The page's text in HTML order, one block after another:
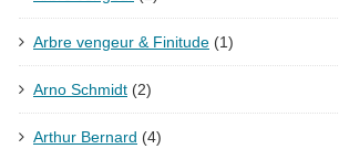
Arbre vengeur & Finitude (1)
Arno Schmidt (2)
Arthur Bernard (4)